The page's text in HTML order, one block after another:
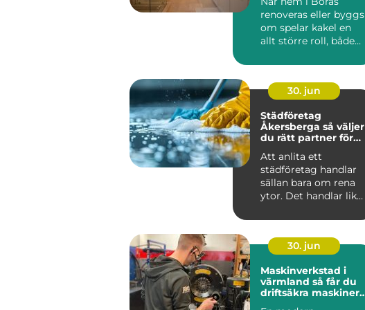
renoveras eller byggs
om spelar kakel en
allt större roll, både
30. jun
Städföretag
Åkersberga så väljer
du rätt partner för
Att anlita ett
städföretag handlar
sällan bara om rena
ytor. Det handlar lika
ko...
30. jun
Maskinverkstad i
värmland så får du
driftsäkra maskiner